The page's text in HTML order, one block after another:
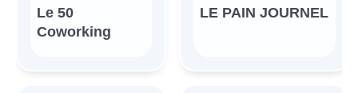
Le 50
Coworking
LE PAIN JOURNEL